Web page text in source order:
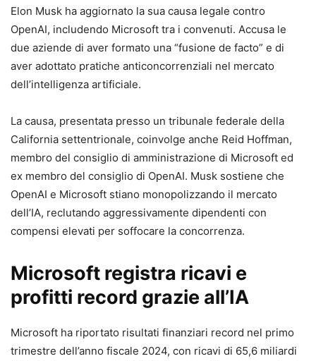
Elon Musk ha aggiornato la sua causa legale contro
OpenAI, includendo Microsoft tra i convenuti. Accusa le
due aziende di aver formato una “fusione de facto” e di
aver adottato pratiche anticoncorrenziali nel mercato
dell’intelligenza artificiale.
La causa, presentata presso un tribunale federale della
California settentrionale, coinvolge anche Reid Hoffman,
membro del consiglio di amministrazione di Microsoft ed
ex membro del consiglio di OpenAI. Musk sostiene che
OpenAI e Microsoft stiano monopolizzando il mercato
dell’IA, reclutando aggressivamente dipendenti con
compensi elevati per soffocare la concorrenza.
Microsoft registra ricavi e
profitti record grazie all’IA
Microsoft ha riportato risultati finanziari record nel primo
trimestre dell’anno fiscale 2024, con ricavi di 65,6 miliardi